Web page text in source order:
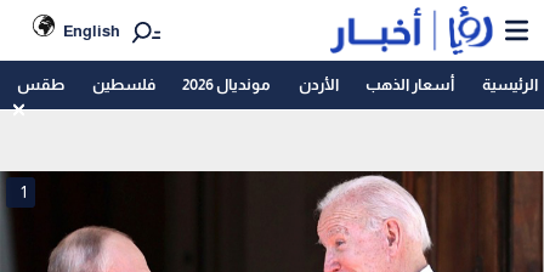
English
الرئيسية أسعار الذهب الأردن مونديال 2026 فلسطين طقس
1